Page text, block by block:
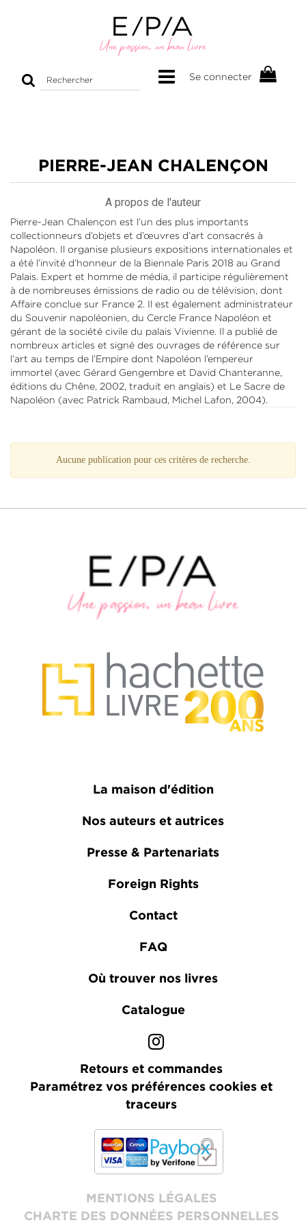
Rechercher
Se connecter
PIERRE-JEAN CHALENÇON
A propos de l'auteur
Pierre-Jean Chalençon est l’un des plus importants
collectionneurs d’objets et d’œuvres d’art consacrés à
Napoléon. Il organise plusieurs expositions internationales et
a été l’invité d’honneur de la Biennale Paris 2018 au Grand
Palais. Expert et homme de média, il participe régulièrement
à de nombreuses émissions de radio ou de télévision, dont
Affaire conclue sur France 2. Il est également administrateur
du Souvenir napoléonien, du Cercle France Napoléon et
gérant de la société civile du palais Vivienne. Il a publié de
nombreux articles et signé des ouvrages de référence sur
l’art au temps de l’Empire dont Napoléon l’empereur
immortel (avec Gérard Gengembre et David Chanteranne,
éditions du Chêne, 2002, traduit en anglais) et Le Sacre de
Napoléon (avec Patrick Rambaud, Michel Lafon, 2004).
Aucune publication pour ces critères de recherche.
La maison d'édition
Nos auteurs et autrices
Presse & Partenariats
Foreign Rights
Contact
FAQ
Où trouver nos livres
Catalogue
Retours et commandes
Paramétrez vos préférences cookies et
traceurs
MENTIONS LÉGALES
CHARTE DES DONNÉES PERSONNELLES